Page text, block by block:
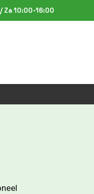
Za 10:00-16:00